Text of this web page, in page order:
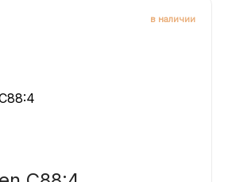
низкоомную нагрузку и
в наличии